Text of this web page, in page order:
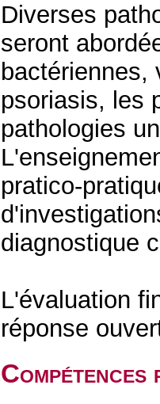
Diverses
seront
bactériennes,
psoriasis, les
pathologies
pratico-
diagnostique
L'évaluation
réponse